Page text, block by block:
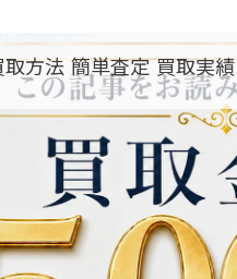
取方法 簡単査定 買取実績